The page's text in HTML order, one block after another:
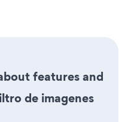
features and
de imagenes